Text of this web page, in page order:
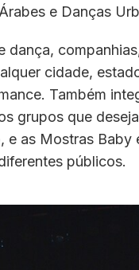
e Danças
dança,
cidade,
Também
grupos que
as Mostras Baby
públicos.